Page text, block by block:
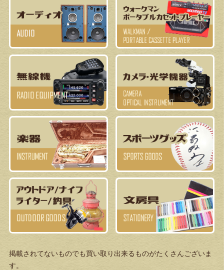
掲載されてないものでも買い取り出来るものがたくさんございま
す。